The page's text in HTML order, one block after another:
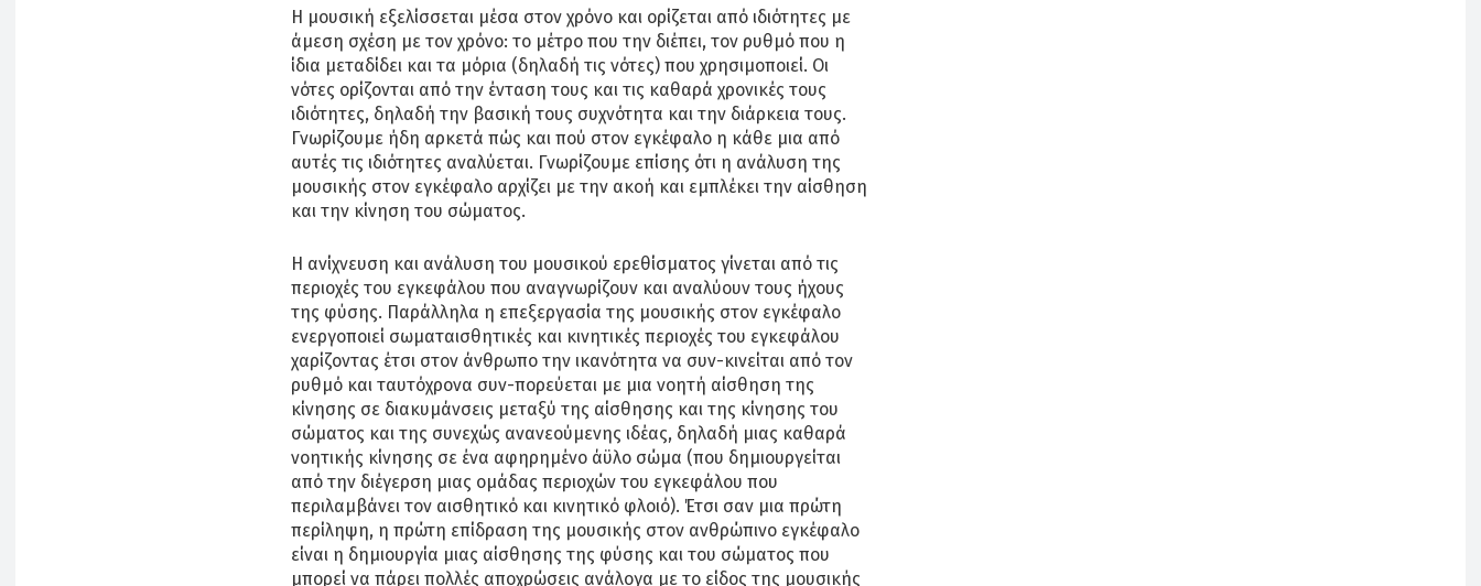
Η μουσική εξελίσσεται μέσα στον χρόνο και ορίζεται από ιδιότητες με
άμεση σχέση με τον χρόνο: το μέτρο που την διέπει, τον ρυθμό που η
ίδια μεταδίδει και τα μόρια (δηλαδή τις νότες) που χρησιμοποιεί. Οι
νότες ορίζονται από την ένταση τους και τις καθαρά χρονικές τους
ιδιότητες, δηλαδή την βασική τους συχνότητα και την διάρκεια τους.
Γνωρίζουμε ήδη αρκετά πώς και πού στον εγκέφαλο η κάθε μια από
αυτές τις ιδιότητες αναλύεται. Γνωρίζουμε επίσης ότι η ανάλυση της
μουσικής στον εγκέφαλο αρχίζει με την ακοή και εμπλέκει την αίσθηση
και την κίνηση του σώματος.
Η ανίχνευση και ανάλυση του μουσικού ερεθίσματος γίνεται από τις
περιοχές του εγκεφάλου που αναγνωρίζουν και αναλύουν τους ήχους
της φύσης. Παράλληλα η επεξεργασία της μουσικής στον εγκέφαλο
ενεργοποιεί σωματαισθητικές και κινητικές περιοχές του εγκεφάλου
χαρίζοντας έτσι στον άνθρωπο την ικανότητα να συν-κινείται από τον
ρυθμό και ταυτόχρονα συν-πορεύεται με μια νοητή αίσθηση της
κίνησης σε διακυμάνσεις μεταξύ της αίσθησης και της κίνησης του
σώματος και της συνεχώς ανανεούμενης ιδέας, δηλαδή μιας καθαρά
νοητικής κίνησης σε ένα αφηρημένο άϋλο σώμα (που δημιουργείται
από την διέγερση μιας ομάδας περιοχών του εγκεφάλου που
περιλαμβάνει τον αισθητικό και κινητικό φλοιό). Έτσι σαν μια πρώτη
περίληψη, η πρώτη επίδραση της μουσικής στον ανθρώπινο εγκέφαλο
είναι η δημιουργία μιας αίσθησης της φύσης και του σώματος που
μπορεί να πάρει πολλές αποχρώσεις ανάλογα με το είδος της μουσικής